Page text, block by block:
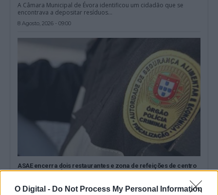
O Digital - Do Not Process My Personal Information
A Câmara Municipal de Évora identificou um cidadão que se
encontrava a depositar resíduos...
8 Agosto, 2026 - 09:00
ASAE encerra dois restaurantes e zona de refeições de centro
comercial em Évora
determinou a suspensão da atividade de...